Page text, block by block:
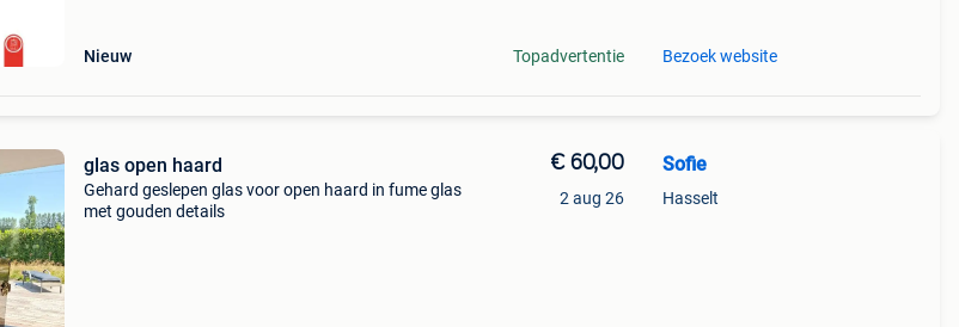
Nieuw
Topadvertentie Bezoek website
glas open haard
Gehard geslepen glas voor open haard in fume glas
met gouden details
€ 60,00
2 aug 26
Sofie
Hasselt